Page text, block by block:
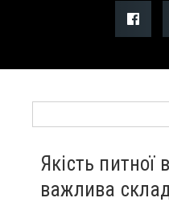
Якість питної
важлива